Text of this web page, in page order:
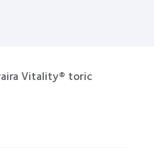
Vitality® toric